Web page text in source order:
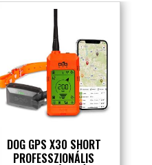
DOG GPS X30 SHORT
PROFESSZIONÁLIS